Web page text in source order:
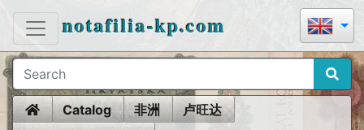
notafilia-kp.com
HomeCatalog 非洲
卢旺达